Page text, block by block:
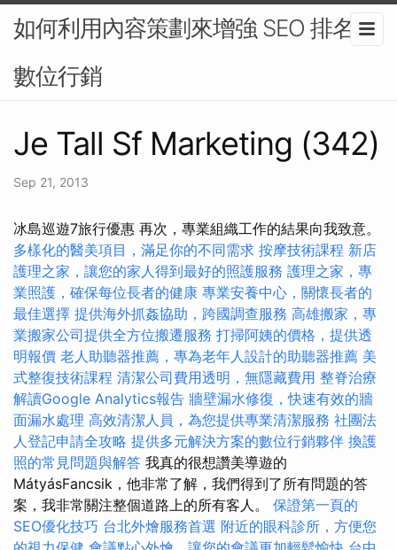
如何利用內容策劃來增強 SEO 排名-
數位行銷
Je Tall Sf Marketing (342)
Sep 21, 2013
冰島巡遊7旅行優惠 再次，專業組織工作的結果向我致意。
多樣化的醫美項目，滿足你的不同需求 按摩技術課程 新店
護理之家，讓您的家人得到最好的照護服務 護理之家，專
業照護，確保每位長者的健康 專業安養中心，關懷長者的
最佳選擇 提供海外抓姦協助，跨國調查服務 高雄搬家，專
業搬家公司提供全方位搬遷服務 打掃阿姨的價格，提供透
明報價 老人助聽器推薦，專為老年人設計的助聽器推薦 美
式整復技術課程 清潔公司費用透明，無隱藏費用 整脊治療
解讀Google Analytics報告 牆壁漏水修復，快速有效的牆
面漏水處理 高效清潔人員，為您提供專業清潔服務 社團法
人登記申請全攻略 提供多元解決方案的數位行銷夥伴 換護
照的常見問題與解答 我真的很想讚美導遊的
MátyásFancsik，他非常了解，我們得到了所有問題的答
案，我非常關注整個道路上的所有客人。 保證第一頁的
SEO優化技巧 台北外燴服務首選 附近的眼科診所，方便您